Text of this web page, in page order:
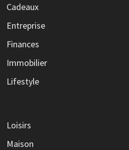
Cadeaux
Entreprise
Finances
Immobilier
Lifestyle
Loisirs
Maison